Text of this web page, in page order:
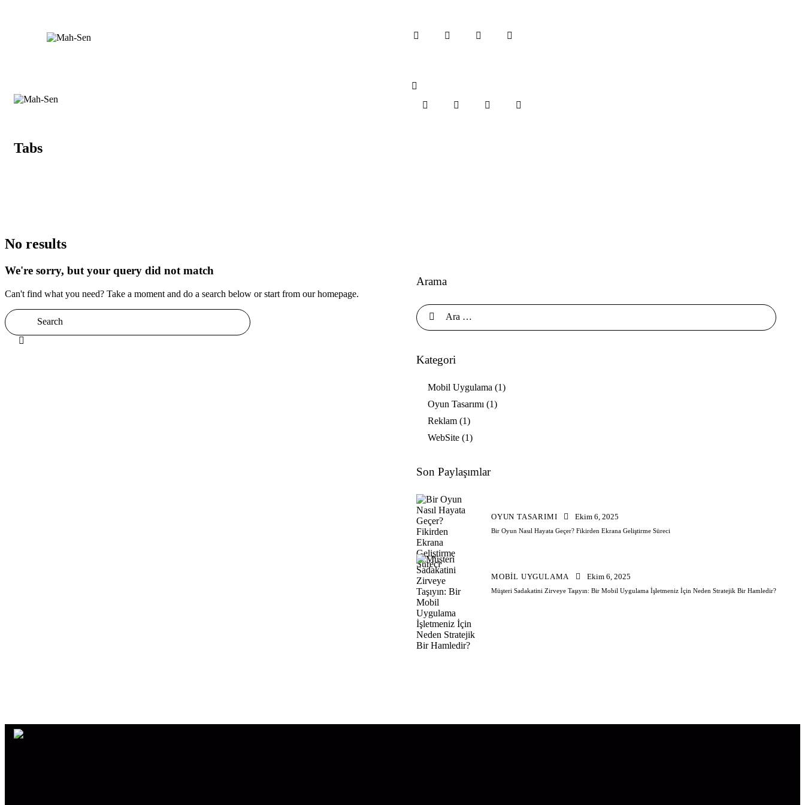
Tabs
No results
We're sorry, but your query did not match
Can't find what you need? Take a moment and do a search below or start from our homepage.
Arama
Kategori
Mobil Uygulama (1)
Oyun Tasarımı (1)
Reklam (1)
WebSite (1)
Son Paylaşımlar
OYUN TASARIMI Ekim 6, 2025
Bir Oyun Nasıl Hayata Geçer? Fikirden Ekrana Geliştirme Süreci
MOBIL UYGULAMA Ekim 6, 2025
Müşteri Sadakatini Zirveye Taşıyın: Bir Mobil Uygulama İşletmeniz İçin Neden Stratejik Bir Hamledir?